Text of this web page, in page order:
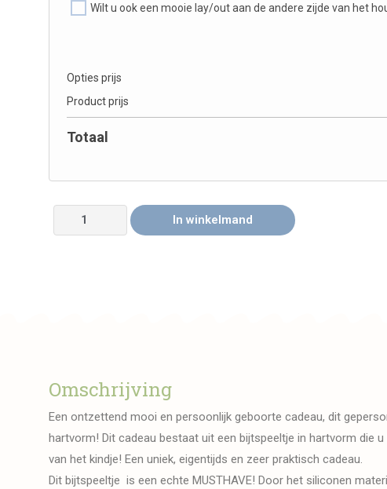
Wilt u ook een mooie lay/out aan de andere zijde van het
Opties prijs
Product prijs
Totaal
In winkelmand
Omschrijving
Een ontzettend mooi en persoonlijk geboorte cadeau, dit
hartvorm! Dit cadeau bestaat uit een bijtspeeltje in hartvorm die
van het kindje! Een uniek, eigentijds en zeer praktisch cadeau.
Dit bijtspeeltje is een echte MUSTHAVE! Door het siliconen